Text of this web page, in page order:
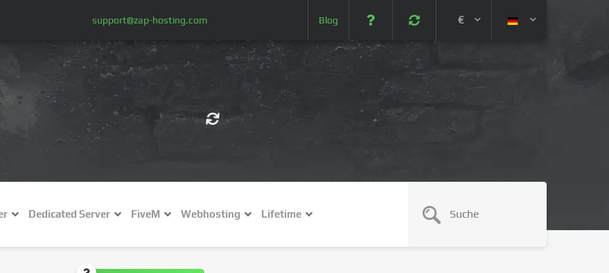
support@zap-hosting.com Blog €
Dedicated Server FiveM Webhosting Lifetime